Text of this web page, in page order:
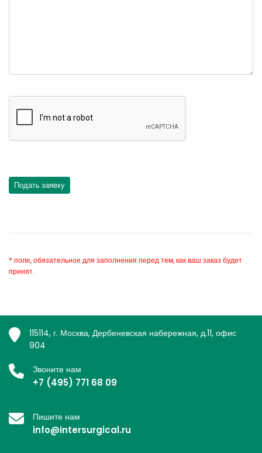
* поле, обязательное для заполнения перед тем, как ваш заказ будет
принят.
115114, г. Москва, Дербеневская набережная, д.11, офис
904
Звоните нам
+7 (495) 771 68 09
Пишите нам
info@intersurgical.ru